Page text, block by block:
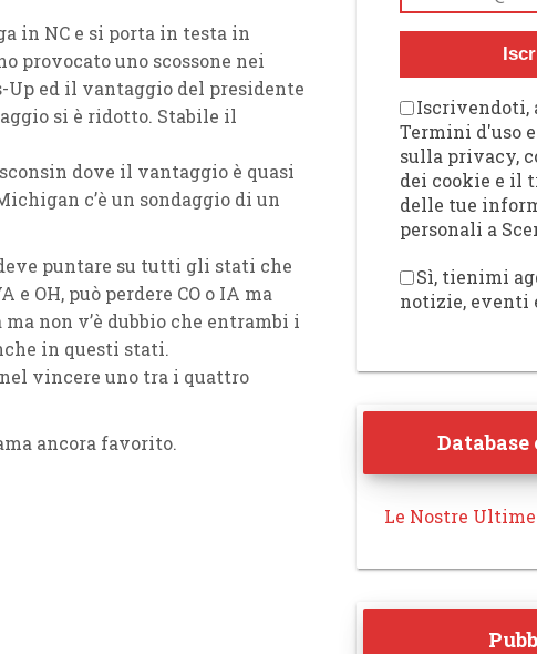
in NC e si porta in testa in
provocato uno scossone nei
Up ed il vantaggio del presidente
si è ridotto. Stabile il
dove il vantaggio è quasi
c’è un sondaggio di un
puntare su tutti gli stati che
e OH, può perdere CO o IA ma
non v’è dubbio che entrambi i
in questi stati.
vincere uno tra i quattro
ancora favorito.
Iscrivendoti,
Termini d'uso
sulla privacy,
dei cookie e il
delle tue
personali a
Sì, tienimi
notizie, eventi
Database
Le Nostre